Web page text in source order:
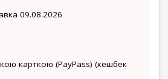
09.08.2026
карткою (PayPass) (кешбек